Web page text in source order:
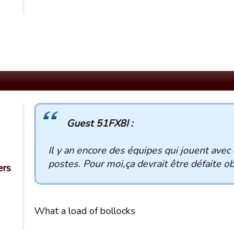
Guest 51FX8I :
Il y an encore des équipes qui jouent
postes. Pour moi,ça devrait être défaite
What a load of bollocks